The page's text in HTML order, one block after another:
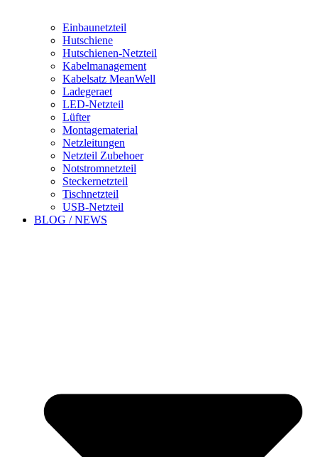
Einbaunetzteil
Hutschiene
Hutschienen-Netzteil
Kabelmanagement
Kabelsatz MeanWell
Ladegeraet
LED-Netzteil
Lüfter
Montagematerial
Netzleitungen
Netzteil Zubehoer
Notstromnetzteil
Steckernetzteil
Tischnetzteil
USB-Netzteil
BLOG / NEWS